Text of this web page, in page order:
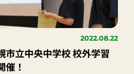
2022.08.22
市立中央中学校 校外学習
催！